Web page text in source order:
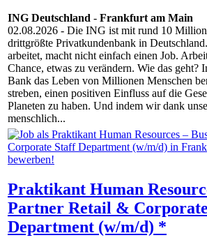
ING Deutschland - Frankfurt am Main
02.08.2026 - Die ING ist mit rund 10
drittgrößte Privatkundenbank in
arbeitet, macht nicht einfach einen Job.
Chance, etwas zu verändern. Wie das geht?
Bank das Leben von Millionen Menschen
streben, einen positiven Einfluss auf die
Planeten zu haben. Und indem wir dank
menschlich...
Praktikant Human
Partner Retail &
Department (w/m/d) *